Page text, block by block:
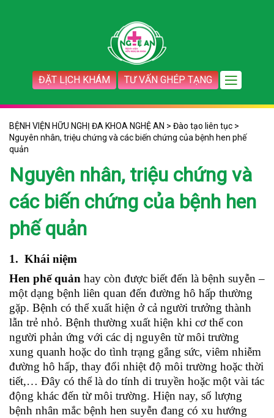
ĐẶT LỊCH KHÁM TƯ VẤN GHÉP TẠNG
BỆNH VIỆN HỮU NGHỊ ĐA KHOA NGHỆ AN > Đào tạo liên tục >
Nguyên nhân, triệu chứng và các biến chứng của bệnh hen phế
quản
Nguyên nhân, triệu chứng và
các biến chứng của bệnh hen
phế quản
1. Khái niệm
Hen phế quản hay còn được biết đến là bệnh suyễn –
một dạng bệnh liên quan đến đường hô hấp thường
gặp. Bệnh có thể xuất hiện ở cả người trưởng thành
lẫn trẻ nhỏ. Bệnh thường xuất hiện khi cơ thể con
người phản ứng với các dị nguyên từ môi trường
xung quanh hoặc do tình trạng gắng sức, viêm nhiễm
đường hô hấp, thay đổi nhiệt độ môi trường hoặc thời
tiết,… Đây có thể là do tính di truyền hoặc một vài tác
động khác đến từ môi trường. Hiện nay, số lượng
bệnh nhân mắc bệnh hen suyễn đang có xu hướng